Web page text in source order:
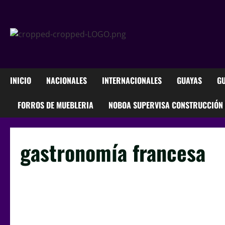
contenido
INICIO NACIONALES INTERNACIONALES GUAYAS
FORROS DE MUEBLERIA NOBOA SUPERVISA
gastronomía francesa